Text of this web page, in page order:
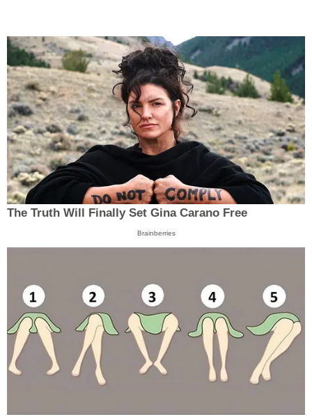
The Truth Will Finally Set Gina Carano Free
Brainberries